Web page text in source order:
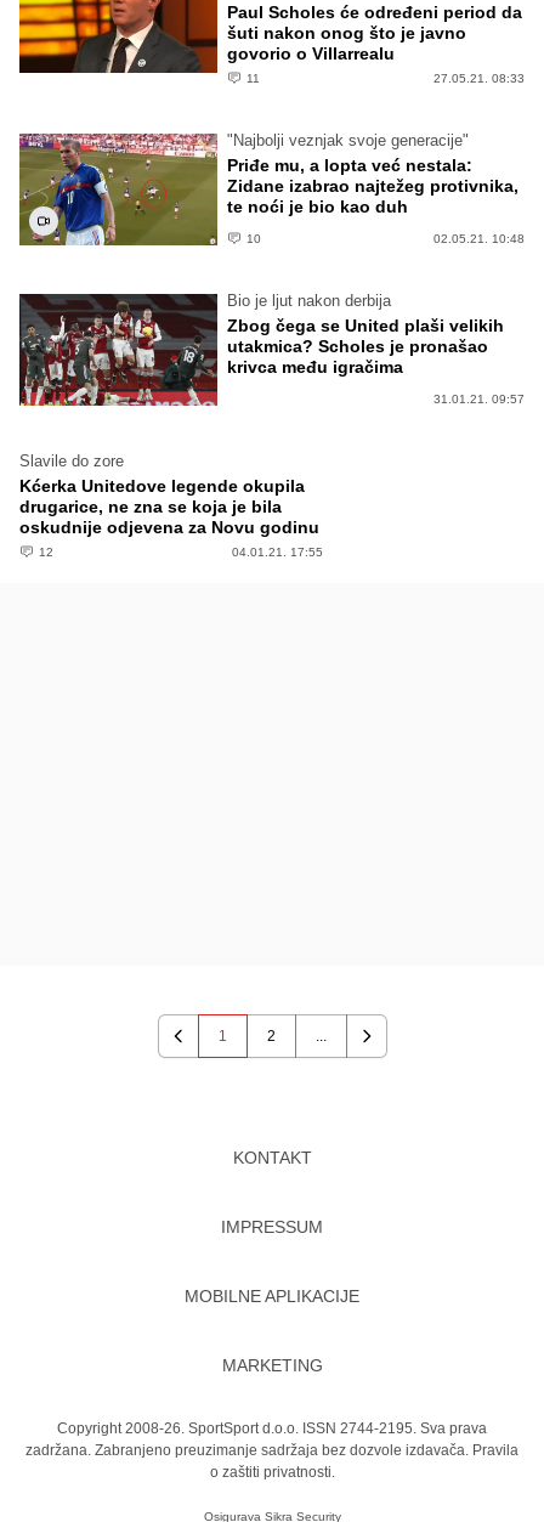
Paul Scholes će određeni period da
šuti nakon onog što je javno
govorio o Villarrealu
11 27.05.21. 08:33
"Najbolji veznjak svoje generacije"
Priđe mu, a lopta već nestala:
Zidane izabrao najtežeg protivnika,
te noći je bio kao duh
10 02.05.21. 10:48
Bio je ljut nakon derbija
Zbog čega se United plaši velikih
utakmica? Scholes je pronašao
krivca među igračima
31.01.21. 09:57
Slavile do zore
Kćerka Unitedove legende okupila
drugarice, ne zna se koja je bila
oskudnije odjevena za Novu godinu
12 04.01.21. 17:55
Previous
1 2
Next
KONTAKT
IMPRESSUM
MOBILNE APLIKACIJE
MARKETING
Copyright 2008-26. SportSport d.o.o. ISSN 2744-2195. Sva prava
zadržana. Zabranjeno preuzimanje sadržaja bez dozvole izdavača. Pravila
o zaštiti privatnosti.
Osigurava Sikra Security